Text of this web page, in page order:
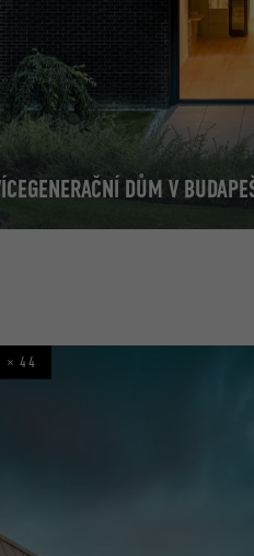
× 44